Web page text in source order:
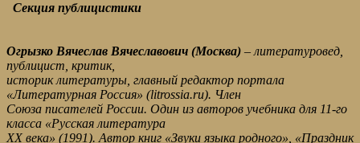
Секция публицистики
Огрызко Вячеслав Вячеславович (Москва) – литературовед,
публицист, критик,
историк литературы, главный редактор портала
«Литературная Россия» (litrossia.ru). Член
Союза писателей России. Один из авторов учебника для 11-го
класса «Русская литература
XX века» (1991). Автор книг «Звуки языка родного», «Праздник